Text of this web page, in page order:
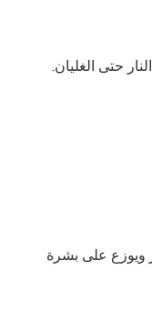
حتى الغليان.
ويوزع على بشرة